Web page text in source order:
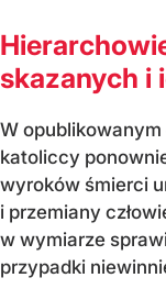
skazanych i
W
katoliccy
wyroków śmierci
i przemiany
w wymiarze
przypadki